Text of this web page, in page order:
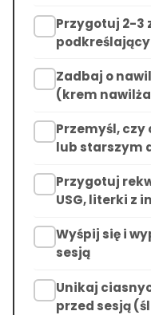
Przygotuj 2-3
Zadbaj o
(krem
Przemyśl,
lub starszym
Przygotuj
USG, literki z
Wyśpij się i
sesją
Unikaj
przed sesją